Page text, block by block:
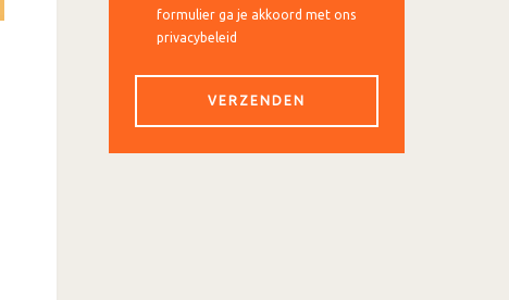
formulier ga je akkoord met ons
privacybeleid